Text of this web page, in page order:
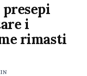
i
rimasti